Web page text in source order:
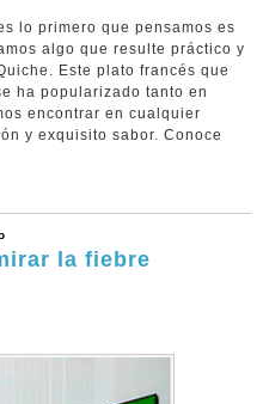
lo primero que pensamos es
algo que resulte práctico y
Este plato francés que
ha popularizado tanto en
encontrar en cualquier
y exquisito sabor. Conoce
la fiebre